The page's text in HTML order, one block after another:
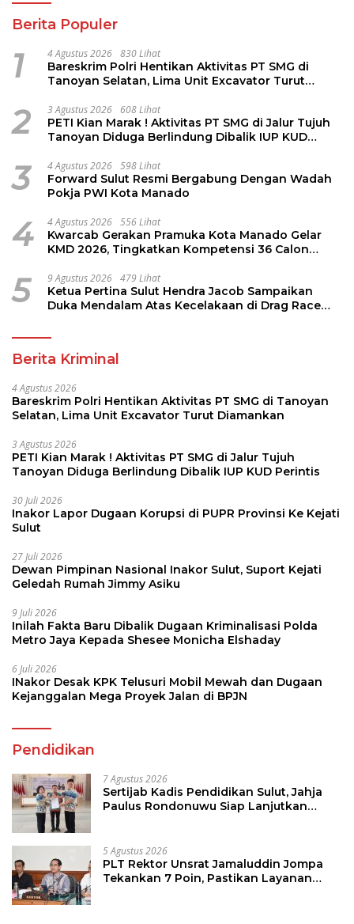
Berita Populer
1 4 Agustus 2026 830 Lihat
Bareskrim Polri Hentikan Aktivitas PT SMG di
Tanoyan Selatan, Lima Unit Excavator Turut
2 3 Agustus 2026 608 Lihat
PETI Kian Marak ! Aktivitas PT SMG di Jalur Tujuh
Tanoyan Diduga Berlindung Dibalik IUP KUD
3 4 Agustus 2026 598 Lihat
Forward Sulut Resmi Bergabung Dengan Wadah
Pokja PWI Kota Manado
4 4 Agustus 2026 556 Lihat
Kwarcab Gerakan Pramuka Kota Manado Gelar
KMD 2026, Tingkatkan Kompetensi 36 Calon
5 9 Agustus 2026 479 Lihat
Ketua Pertina Sulut Hendra Jacob Sampaikan
Duka Mendalam Atas Kecelakaan di Drag Race
Berita Kriminal
4 Agustus 2026
Bareskrim Polri Hentikan Aktivitas PT SMG di Tanoyan
Selatan, Lima Unit Excavator Turut Diamankan
3 Agustus 2026
PETI Kian Marak ! Aktivitas PT SMG di Jalur Tujuh
Tanoyan Diduga Berlindung Dibalik IUP KUD Perintis
30 Juli 2026
Inakor Lapor Dugaan Korupsi di PUPR Provinsi Ke Kejati
Sulut
27 Juli 2026
Dewan Pimpinan Nasional Inakor Sulut, Suport Kejati
Geledah Rumah Jimmy Asiku
9 Juli 2026
Inilah Fakta Baru Dibalik Dugaan Kriminalisasi Polda
Metro Jaya Kepada Shesee Monicha Elshaday
6 Juli 2026
INakor Desak KPK Telusuri Mobil Mewah dan Dugaan
Kejanggalan Mega Proyek Jalan di BPJN
Pendidikan
7 Agustus 2026
Sertijab Kadis Pendidikan Sulut, Jahja
Paulus Rondonuwu Siap Lanjutkan
5 Agustus 2026
PLT Rektor Unsrat Jamaluddin Jompa
Tekankan 7 Poin, Pastikan Layanan